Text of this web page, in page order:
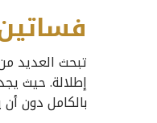
تبحث العديد
إطلالة. حيث
بالكامل دون